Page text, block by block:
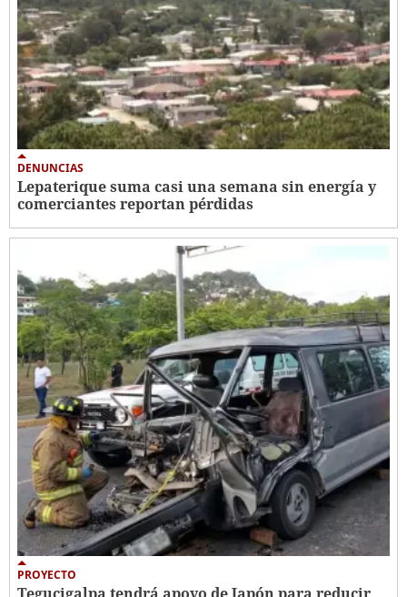
DENUNCIAS
Lepaterique suma casi una semana sin energía y
comerciantes reportan pérdidas
PROYECTO